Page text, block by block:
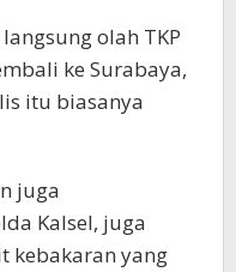
olah TKP
ke Surabaya,
itu biasanya
juga
Kalsel, juga
kebakaran yang